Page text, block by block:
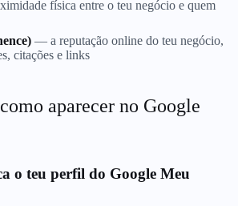
física entre o teu negócio e quem
— a reputação online do teu negócio,
citações e links
aparecer no Google
o teu perfil do Google Meu